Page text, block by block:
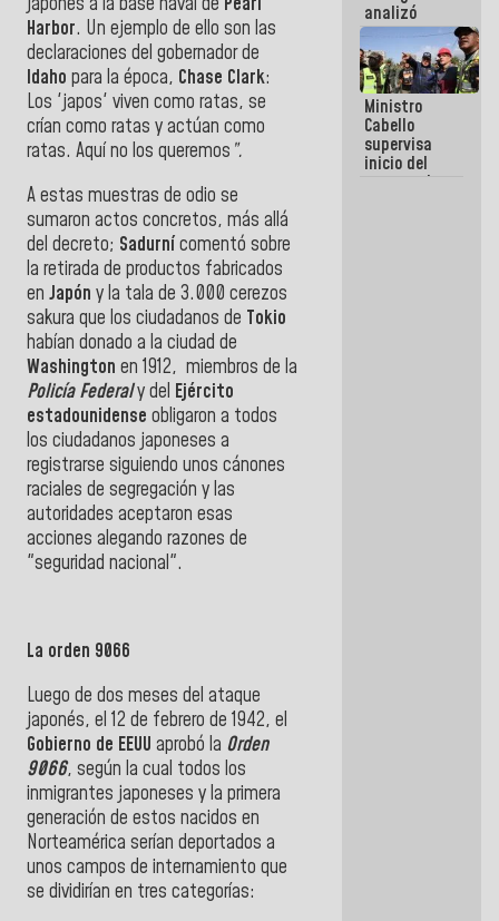
Harbor. Un ejemplo de ello son las
declaraciones del gobernador de
Idaho para la época, Chase Clark:
Los 'japos' viven como ratas, se
crían como ratas y actúan como
ratas. Aquí no los queremos ”.
A estas muestras de odio se
sumaron actos concretos, más allá
del decreto; Sadurnícomentó sobre
la retirada de productos fabricados
en Japón y la tala de 3.000 cerezos
sakura que los ciudadanos de Tokio
habían donado a la ciudad de
Washington en 1912, miembros de la
Policía Federaly del Ejército
estadounidense obligaron a todos
los ciudadanos japoneses a
registrarse siguiendo unos cánones
raciales de segregación y las
autoridades aceptaron esas
acciones alegando razones de
"seguridad nacional".
La orden 9066
Luego de dos meses del ataque
japonés, el 12 de febrero de 1942, el
Gobierno de EEUU aprobó la Orden
9066, según la cual todos los
inmigrantes japoneses y la primera
generación de estos nacidos en
Norteamérica serían deportados a
unos campos de internamiento que
se dividirían en tres categorías:
analizó
junto a
gobernadores
planes de
recuperación
del Sistema
Eléctrico
Nacional
Ministro
Cabello
supervisa
inicio del
proceso de